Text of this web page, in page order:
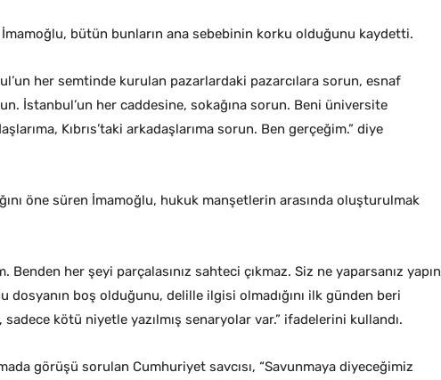
İmamoğlu, bütün bunların ana sebebinin korku olduğunu kaydetti.
her semtinde kurulan pazarlardaki pazarcılara sorun, esnaf
İstanbul’un her caddesine, sokağına sorun. Beni üniversite
Kıbrıs’taki arkadaşlarıma sorun. Ben gerçeğim.” diye
öne süren İmamoğlu, hukuk manşetlerin arasında oluşturulmak
Benden her şeyi parçalasınız sahteci çıkmaz. Siz ne yaparsanız yapın
dosyanın boş olduğunu, delille ilgisi olmadığını ilk günden beri
kötü niyetle yazılmış senaryolar var.” ifadelerini kullandı.
görüşü sorulan Cumhuriyet savcısı, “Savunmaya diyeceğimiz